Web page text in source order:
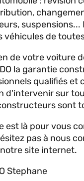
suspensions...
véhicules de
de votre voiture
la garantie
qualifiés
d'intervenir sur
sont
est là pour vous
pas à nous
site internet.
Stephane